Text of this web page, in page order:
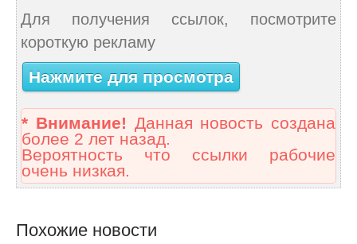
Для получения ссылок, посмотрите
короткую рекламу
Нажмите для просмотра
* Внимание! Данная новость создана
более 2 лет назад.
Вероятность что ссылки рабочие
очень низкая.
Похожие новости